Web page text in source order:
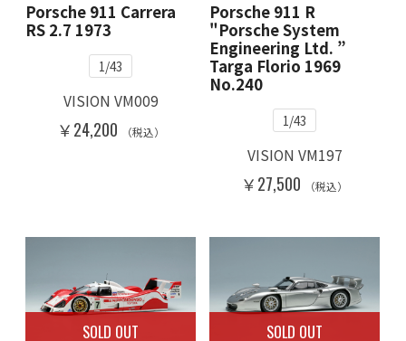
Porsche 911 Carrera
RS 2.7 1973
1/43
VISION VM009
￥24,200 （税込）
Porsche 911 R
"Porsche System
Engineering Ltd. ”
Targa Florio 1969
No.240
1/43
VISION VM197
￥27,500 （税込）
SOLD OUT SOLD OUT